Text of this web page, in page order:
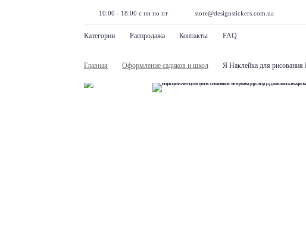
10:00 - 18:00 с пн по пт store@designstickers.com.ua
Категории Распродажа Контакты FAQ
Главная Оформление садиков и школ Я Наклейка для